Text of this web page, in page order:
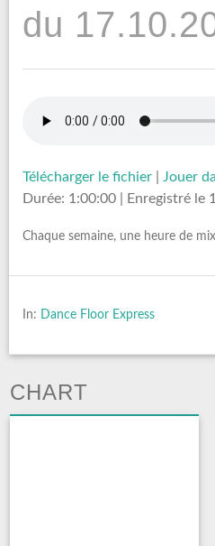
du
Télécharger le fichier Jouer
Durée: 1:00:00
Enregistré le
Chaque semaine, une heure de
In: Dance Floor Express
CHART